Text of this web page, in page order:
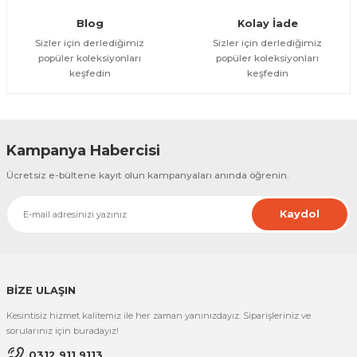
Blog
Sizler için derlediğimiz
popüler koleksiyonları
keşfedin
Kolay İade
Sizler için derlediğimiz
popüler koleksiyonları
keşfedin
Kampanya Habercisi
Ücretsiz e-bültene kayıt olun kampanyaları anında öğrenin.
Kaydol
BİZE ULAŞIN
Kesintisiz hizmet kalitemiz ile her zaman yanınızdayız. Siparişleriniz ve
sorularınız için buradayız!
0312 911 9113